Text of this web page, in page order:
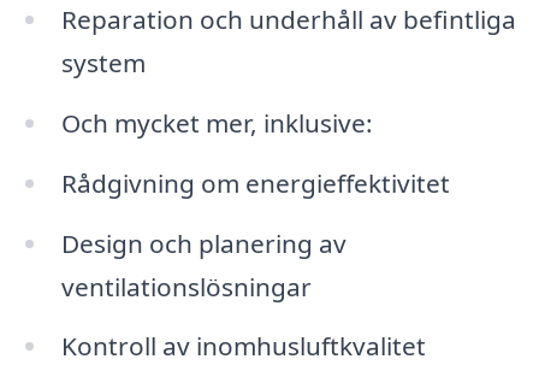
Reparation och underhåll av befintliga
system
Och mycket mer, inklusive:
Rådgivning om energieffektivitet
Design och planering av
ventilationslösningar
Kontroll av inomhusluftkvalitet